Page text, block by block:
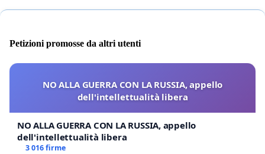
Petizioni promosse da altri utenti
NO ALLA GUERRA CON LA RUSSIA, appello
dell'intellettualità libera
NO ALLA GUERRA CON LA RUSSIA, appello
dell'intellettualità libera
3 016 firme